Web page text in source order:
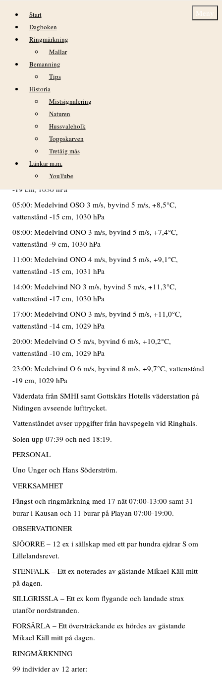
Hoppa till innehåll Meny
Start
Dagboken
Ringmärkning
Mallar
Bemanning
Tips
Historia
Mistsignalering
Naturen
Hussvaleholk
Toppskarven
Tretåig mås
Länkar m.m.
YouTube
Söndag 11 oktober
DAGBOK NIDINGENS FÅGELSTATION – 2015
Mulet men god sikt från gryningen. Efter 11:00 växlande
molnighet och tidvis en del solsken.
02:00: Medelvind O 4 m/s, byvind 5 m/s, +7,9°C, vattenstånd
-19 cm, 1030 hPa
05:00: Medelvind OSO 3 m/s, byvind 5 m/s, +8,5°C,
vattenstånd -15 cm, 1030 hPa
08:00: Medelvind ONO 3 m/s, byvind 5 m/s, +7,4°C,
vattenstånd -9 cm, 1030 hPa
11:00: Medelvind ONO 4 m/s, byvind 5 m/s, +9,1°C,
vattenstånd -15 cm, 1031 hPa
14:00: Medelvind NO 3 m/s, byvind 5 m/s, +11,3°C,
vattenstånd -17 cm, 1030 hPa
17:00: Medelvind ONO 3 m/s, byvind 5 m/s, +11,0°C,
vattenstånd -14 cm, 1029 hPa
20:00: Medelvind O 5 m/s, byvind 6 m/s, +10,2°C,
vattenstånd -10 cm, 1029 hPa
23:00: Medelvind O 6 m/s, byvind 8 m/s, +9,7°C, vattenstånd
-19 cm, 1029 hPa
Väderdata från SMHI samt Gottskärs Hotells väderstation på
Nidingen avseende lufttrycket.
Vattenståndet avser uppgifter från havspegeln vid Ringhals.
Solen upp 07:39 och ned 18:19.
PERSONAL
Uno Unger och Hans Söderström.
VERKSAMHET
Fångst och ringmärkning med 17 nät 07:00-13:00 samt 31
burar i Kausan och 11 burar på Playan 07:00-19:00.
OBSERVATIONER
SJÖORRE – 12 ex i sällskap med ett par hundra ejdrar S om
Lillelandsrevet.
STENFALK – Ett ex noterades av gästande Mikael Käll mitt
på dagen.
SILLGRISSLA – Ett ex kom flygande och landade strax
utanför nordstranden.
FORSÄRLA – Ett översträckande ex hördes av gästande
Mikael Käll mitt på dagen.
RINGMÄRKNING
99 individer av 12 arter: